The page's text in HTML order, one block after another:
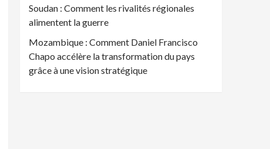
Soudan : Comment les rivalités régionales
alimentent la guerre
Mozambique : Comment Daniel Francisco
Chapo accélère la transformation du pays
grâce à une vision stratégique